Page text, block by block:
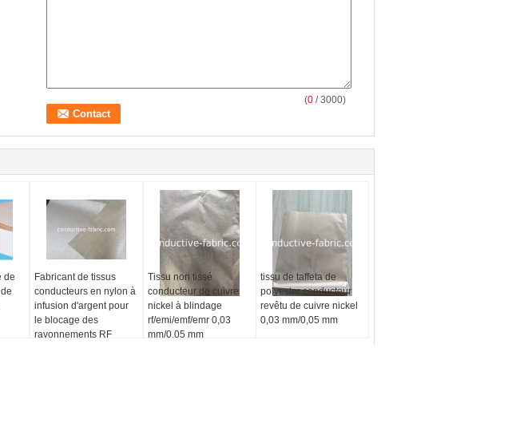
(0 / 3000)
de
Fabricant de tissus
conducteurs en nylon à
infusion d'argent pour
le blocage des
rayonnements RF
Tissu non tissé
conducteur de cuivre
nickel à blindage
rf/emi/emf/emr 0,03
mm/0,05 mm
tissu de taffeta de
polyester conducteur
revêtu de cuivre nickel
0,03 mm/0,05 mm